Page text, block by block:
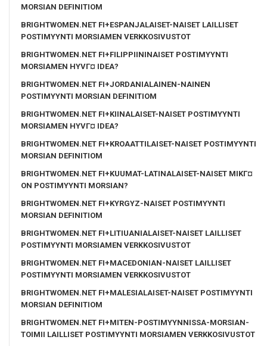
MORSIAN DEFINITIOM
BRIGHTWOMEN.NET FI+ESPANJALAISET-NAISET LAILLISET
POSTIMYYNTI MORSIAMEN VERKKOSIVUSTOT
BRIGHTWOMEN.NET FI+FILIPPIININAISET POSTIMYYNTI
MORSIAMEN HYVГ¤ IDEA?
BRIGHTWOMEN.NET FI+JORDANIALAINEN-NAINEN
POSTIMYYNTI MORSIAN DEFINITIOM
BRIGHTWOMEN.NET FI+KIINALAISET-NAISET POSTIMYYNTI
MORSIAMEN HYVГ¤ IDEA?
BRIGHTWOMEN.NET FI+KROAATTILAISET-NAISET POSTIMYYNTI
MORSIAN DEFINITIOM
BRIGHTWOMEN.NET FI+KUUMAT-LATINALAISET-NAISET MIKГ¤
ON POSTIMYYNTI MORSIAN?
BRIGHTWOMEN.NET FI+KYRGYZ-NAISET POSTIMYYNTI
MORSIAN DEFINITIOM
BRIGHTWOMEN.NET FI+LITIUANIALAISET-NAISET LAILLISET
POSTIMYYNTI MORSIAMEN VERKKOSIVUSTOT
BRIGHTWOMEN.NET FI+MACEDONIAN-NAISET LAILLISET
POSTIMYYNTI MORSIAMEN VERKKOSIVUSTOT
BRIGHTWOMEN.NET FI+MALESIALAISET-NAISET POSTIMYYNTI
MORSIAN DEFINITIOM
BRIGHTWOMEN.NET FI+MITEN-POSTIMYYNNISSA-MORSIAN-
TOIMII LAILLISET POSTIMYYNTI MORSIAMEN VERKKOSIVUSTOT